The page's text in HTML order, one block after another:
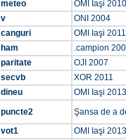
meteo
OMI Iaşi 2010
v
ONI 2004
canguri
OMI Iaşi 2011
ham
.campion
paritate
OJI 2007
secvb
XOR 2011
dineu
OMI Iaşi 2013
puncte2
Şansa de a
vot1
OMI Iaşi 2013